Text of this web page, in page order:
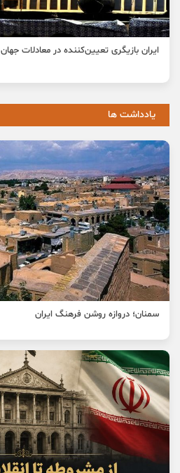
ایران بازیگری تعیین‌کننده در معادلات جهان
یادداشت ها
سمنان؛ دروازه روشن فرهنگ ایران